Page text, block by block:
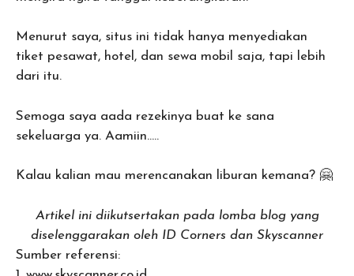
Menurut saya, situs ini tidak hanya menyediakan
tiket pesawat, hotel, dan sewa mobil saja, tapi lebih
dari itu.
Semoga saya aada rezekinya buat ke sana
sekeluarga ya. Aamiin…..
Kalau kalian mau merencanakan liburan kemana? 🤗
Artikel ini diikutsertakan pada lomba blog yang
diselenggarakan oleh ID Corners dan Skyscanner
Sumber referensi: